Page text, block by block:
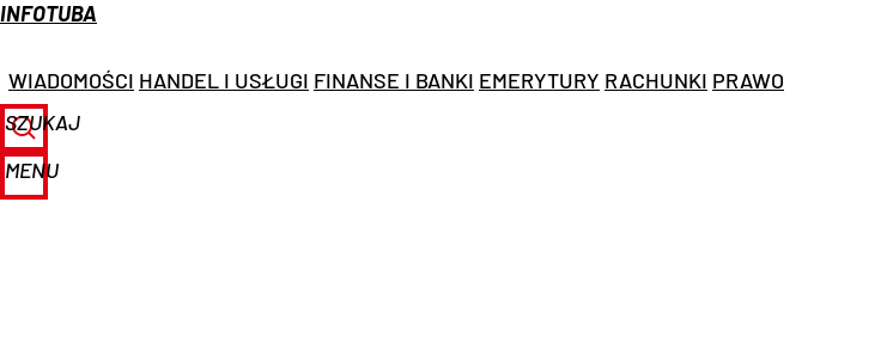
INFOTUBA
WIADOMOŚCI HANDEL I USŁUGI FINANSE I BANKI EMERYTURY RACHUNKI PRAWO
SZUKAJ
MENU